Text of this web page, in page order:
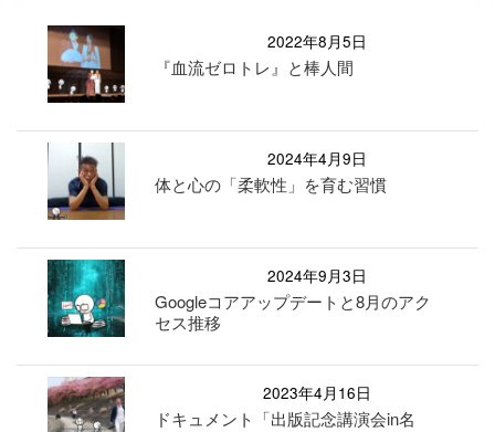
2022年8月5日
『血流ゼロトレ』と棒人間
2024年4月9日
体と心の「柔軟性」を育む習慣
2024年9月3日
Googleコアアップデートと8月のアク
セス推移
2023年4月16日
ドキュメント「出版記念講演会in名